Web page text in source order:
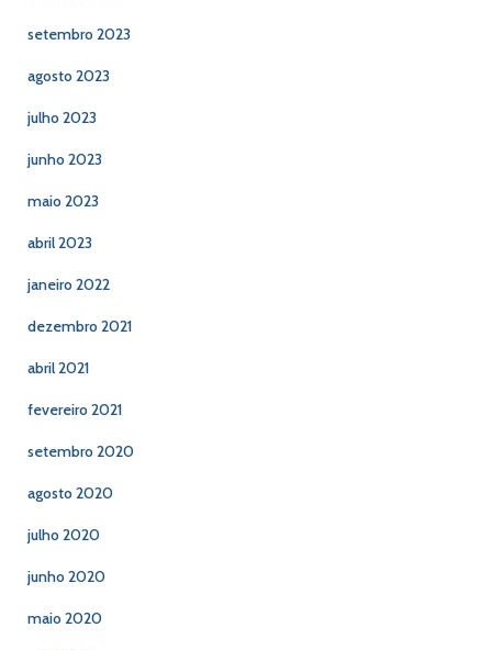
setembro 2023
agosto 2023
julho 2023
junho 2023
maio 2023
abril 2023
janeiro 2022
dezembro 2021
abril 2021
fevereiro 2021
setembro 2020
agosto 2020
julho 2020
junho 2020
maio 2020